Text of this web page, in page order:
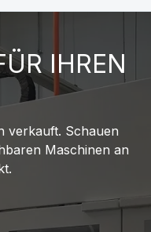
IHREN
verkauft. Schauen
Maschinen an